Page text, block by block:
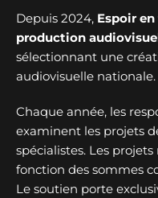
Depuis 2024, Espoir
production
sélectionnant une
audiovisuelle nationale.
Chaque année, les
examinent les projets
spécialistes. Les
fonction des sommes
Le soutien porte